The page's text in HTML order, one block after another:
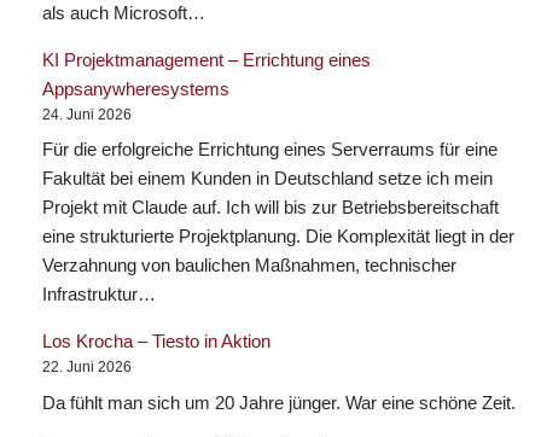
als auch Microsoft…
KI Projektmanagement – Errichtung eines
Appsanywheresystems
24. Juni 2026
Für die erfolgreiche Errichtung eines Serverraums für eine
Fakultät bei einem Kunden in Deutschland setze ich mein
Projekt mit Claude auf. Ich will bis zur Betriebsbereitschaft
eine strukturierte Projektplanung. Die Komplexität liegt in der
Verzahnung von baulichen Maßnahmen, technischer
Infrastruktur…
Los Krocha – Tiesto in Aktion
22. Juni 2026
Da fühlt man sich um 20 Jahre jünger. War eine schöne Zeit.